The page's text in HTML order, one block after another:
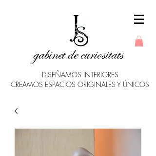
gabinet de curiositats
DISEÑAMOS INTERIORES
CREAMOS ESPACIOS ORIGINALES Y ÚNICOS